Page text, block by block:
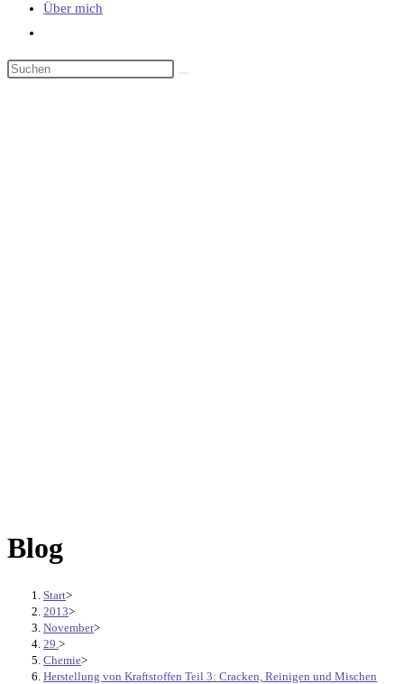
Über mich
umschalten
Blog
Start>
2013>
November>
29. >
Chemie>
Herstellung von Kraftstoffen Teil 3: Cracken, Reinigen und Mischen